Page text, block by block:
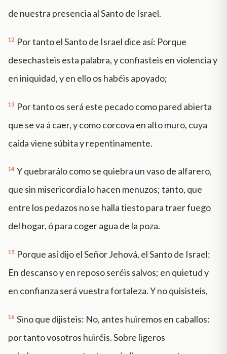
de nuestra presencia al Santo de Israel.
12 Por tanto el Santo de Israel dice así: Porque
desechasteis esta palabra, y confiasteis en violencia y
en iniquidad, y en ello os habéis apoyado;
13 Por tanto os será este pecado como pared abierta
que se va á caer, y como corcova en alto muro, cuya
caída viene súbita y repentinamente.
14 Y quebrarálo como se quiebra un vaso de alfarero,
que sin misericordia lo hacen menuzos; tanto, que
entre los pedazos no se halla tiesto para traer fuego
del hogar, ó para coger agua de la poza.
15 Porque así dijo el Señor Jehová, el Santo de Israel:
En descanso y en reposo seréis salvos; en quietud y
en confianza será vuestra fortaleza. Y no quisisteis,
16 Sino que dijisteis: No, antes huiremos en caballos:
por tanto vosotros huiréis. Sobre ligeros